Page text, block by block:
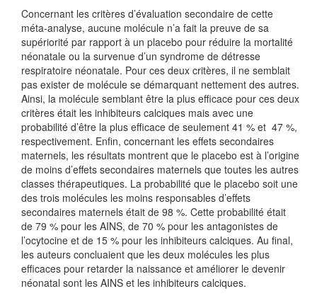
Concernant les critères d’évaluation secondaire de cette
méta-analyse, aucune molécule n’a fait la preuve de sa
supériorité par rapport à un placebo pour réduire la mortalité
néonatale ou la survenue d’un syndrome de détresse
respiratoire néonatale. Pour ces deux critères, il ne semblait
pas exister de molécule se démarquant nettement des autres.
Ainsi, la molécule semblant être la plus efficace pour ces deux
critères était les inhibiteurs calciques mais avec une
probabilité d’être la plus efficace de seulement 41 % et 47 %,
respectivement. Enfin, concernant les effets secondaires
maternels, les résultats montrent que le placebo est à l’origine
de moins d’effets secondaires maternels que toutes les autres
classes thérapeutiques. La probabilité que le placebo soit une
des trois molécules les moins responsables d’effets
secondaires maternels était de 98 %. Cette probabilité était
de 79 % pour les AINS, de 70 % pour les antagonistes de
l’ocytocine et de 15 % pour les inhibiteurs calciques. Au final,
les auteurs concluaient que les deux molécules les plus
efficaces pour retarder la naissance et améliorer le devenir
néonatal sont les AINS et les inhibiteurs calciques.